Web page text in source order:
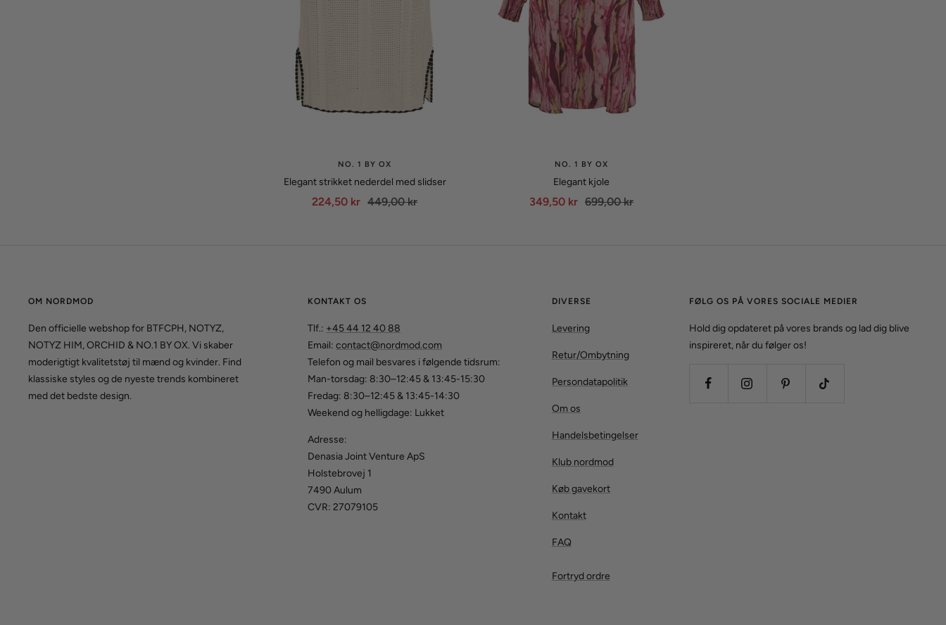
NO. 1 BY OX
Elegant strikket nederdel med slidser
Udsalgspris
224,50 kr Normalpris
449,00 kr
NO. 1 BY OX
Elegant kjole
Udsalgspris
349,50 kr Normalpris
699,00 kr
OM NORDMOD
Den officielle webshop for BTFCPH, NOTYZ,
NOTYZ HIM, ORCHID & NO.1 BY OX. Vi skaber
moderigtigt kvalitetstøj til mænd og kvinder. Find
klassiske styles og de nyeste trends kombineret
med det bedste design.
KONTAKT OS
Tlf.: +45 44 12 40 88
Email:contact@nordmod.com
Telefon og mail besvares i følgende tidsrum:
Man-torsdag: 8:30–12:45 & 13:45-15:30
Fredag: 8:30–12:45 & 13:45-14:30
Weekend og helligdage: Lukket
Adresse:
Denasia Joint Venture ApS
Holstebrovej 1
7490 Aulum
CVR: 27079105
DIVERSE
Levering
Retur/Ombytning
Persondatapolitik
Om os
Handelsbetingelser
Klub nordmod
Køb gavekort
Kontakt
FAQ
Fortryd ordre
FØLG OS PÅ VORES SOCIALE MEDIER
Hold dig opdateret på vores brands og lad dig blive
inspireret, når du følger os!